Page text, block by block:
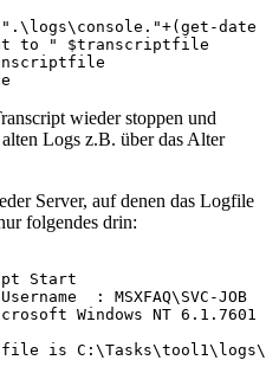
date -
to " $transcriptfile
wieder stoppen und
Logs z.B. über das Alter
Server, auf denen das Logfile
folgendes drin:
Start
: MSXFAQ\SVC-JOB
is